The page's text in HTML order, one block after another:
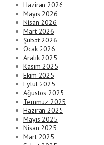
Haziran 2026
Mayıs 2026
Nisan 2026
Mart 2026
Şubat 2026
Ocak 2026
Aralık 2025
Kasım 2025
Ekim 2025
Eylül 2025
Ağustos 2025
Temmuz 2025
Haziran 2025
Mayıs 2025
Nisan 2025
Mart 2025